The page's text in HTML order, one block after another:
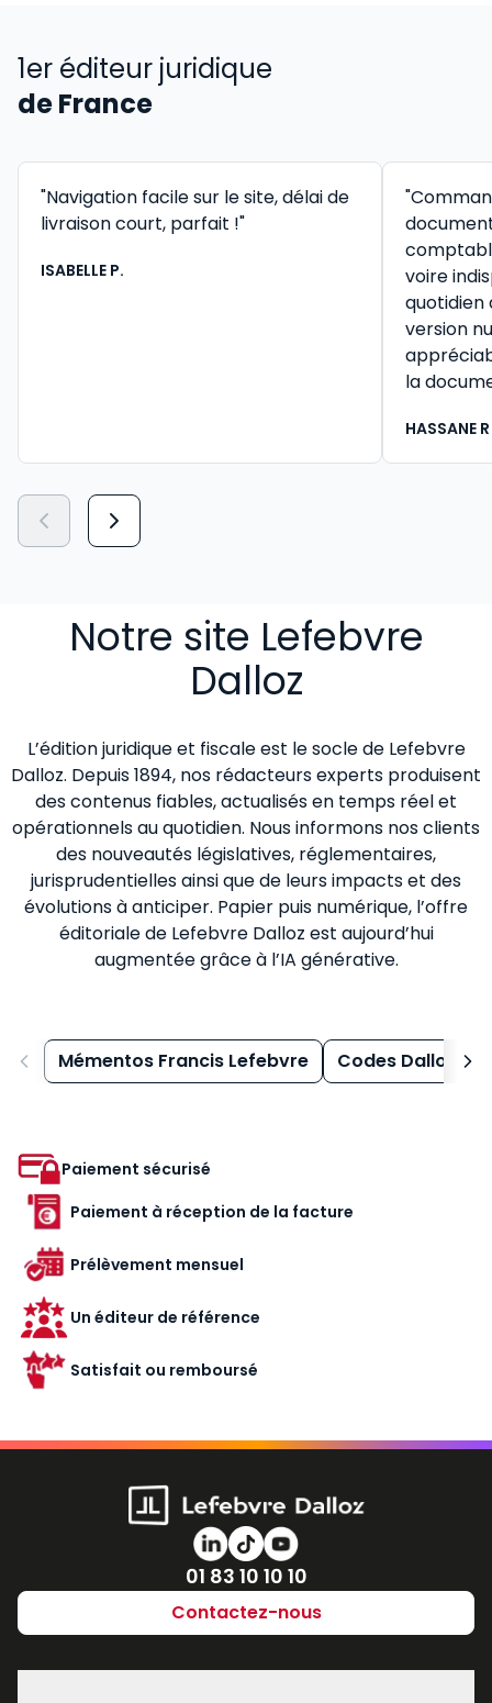
1er éditeur juridique
de France
"Navigation facile sur le site, délai de
livraison court, parfait !"
ISABELLE P.
voire
version
la
HASSANE R
Notre site Lefebvre
Dalloz
L’édition juridique et fiscale est le socle de Lefebvre
Dalloz. Depuis 1894, nos rédacteurs experts produisent
des contenus fiables, actualisés en temps réel et
opérationnels au quotidien. Nous informons nos clients
des nouveautés législatives, réglementaires,
jurisprudentielles ainsi que de leurs impacts et des
évolutions à anticiper. Papier puis numérique, l’offre
éditoriale de Lefebvre Dalloz est aujourd’hui
augmentée grâce à l’IA générative.
Mémentos Francis Lefebvre Codes Dalloz
Paiement sécurisé
Paiement à réception de la facture
Prélèvement mensuel
Un éditeur de référence
Satisfait ou remboursé
Numéro de téléphone
01 83 10 10 10
Contactez-nous